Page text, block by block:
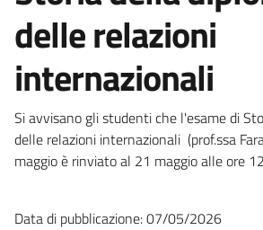
delle relazioni
internazionali
Si avvisano gli studenti che l'esame di
delle relazioni internazionali (prof.ssa
maggio è rinviato al 21 maggio alle ore
Data di pubblicazione: 07/05/2026